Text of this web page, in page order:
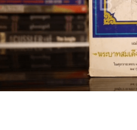
📚 หนังสือทั่วไป
🦄 วรรณกรรม นิยาย เรื่องสั้น
🎓 การศึกษา